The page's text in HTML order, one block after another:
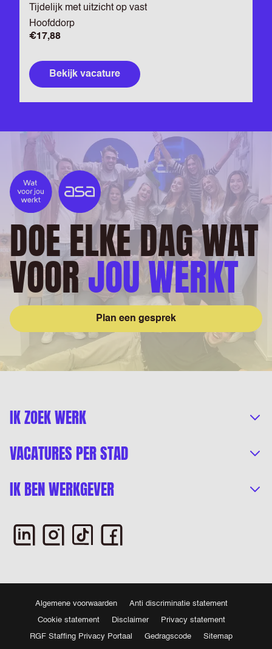
Tijdelijk met uitzicht op vast
Hoofddorp
€17,88
Bekijk vacature
DOE ELKE DAG WAT
VOORJOU WERKT
Plan een gesprek
IK ZOEK WERK
VACATURES PER STAD
IK BEN WERKGEVER
Algemene voorwaarden Anti discriminatie statement
Cookie statement Disclaimer Privacy statement
RGF Staffing Privacy Portaal Gedragscode Sitemap